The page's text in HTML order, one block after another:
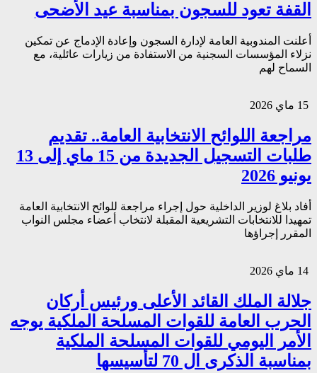
القفة تعود للسجون بمناسبة عيد الأضحى
أعلنت المندوبية العامة لإدارة السجون وإعادة الإدماج عن تمكين
نزلاء المؤسسات السجنية من الاستفادة من زيارات عائلية، مع
السماح لهم
مراجعة اللوائح الانتخابية العامة.. تقديم
طلبات التسجيل الجديدة من 15 ماي إلى 13
يونيو 2026
أفاد بلاغ لوزير الداخلية حول إجراء مراجعة للوائح الانتخابية العامة
تمهيدا للانتخابات التشريعية المقبلة لانتخاب أعضاء مجلس النواب
المقرر إجراؤها
جلالة الملك القائد الأعلى ورئيس أركان
الحرب العامة للقوات المسلحة الملكية يوجه
الأمر اليومي للقوات المسلحة الملكية
بمناسبة الذكرى ال 70 لتأسيسها